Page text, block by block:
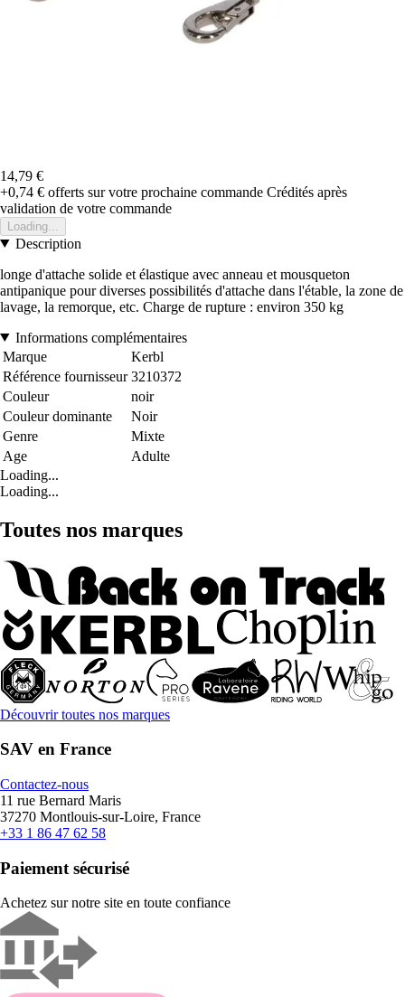
14,79 €
+0,74 € offerts sur votre prochaine commande Crédités après
validation de votre commande
Loading...
Description
longe d'attache solide et élastique avec anneau et mousqueton
antipanique pour diverses possibilités d'attache dans l'étable, la zone de
lavage, la remorque, etc. Charge de rupture : environ 350 kg
Informations complémentaires
Marque
Kerbl
Référence fournisseur 3210372
Couleur
noir
Couleur dominante
Noir
Genre
Mixte
Age
Adulte
Loading...
Loading...
Toutes nos marques
Découvrir toutes nos marques
SAV en France
Contactez-nous
11 rue Bernard Maris
37270 Montlouis-sur-Loire, France
+33 1 86 47 62 58
Paiement sécurisé
Achetez sur notre site en toute confiance